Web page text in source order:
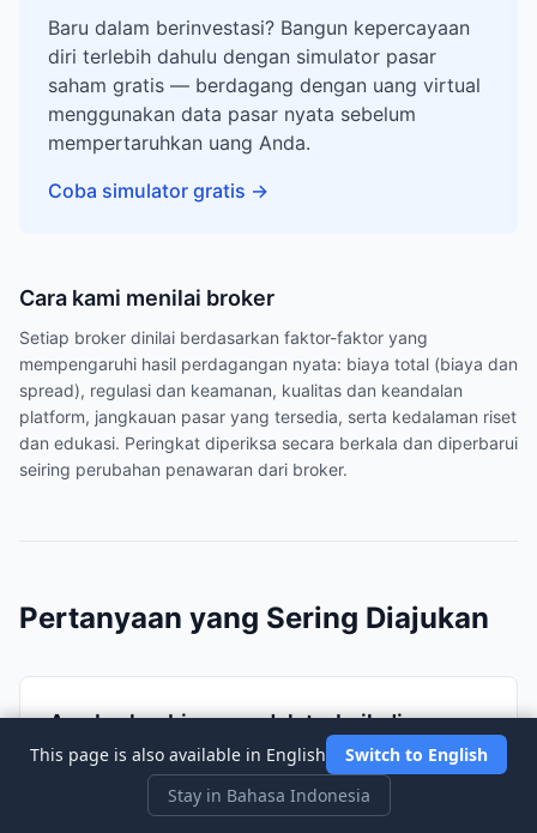
Baru dalam berinvestasi? Bangun kepercayaan
diri terlebih dahulu dengan simulator pasar
saham gratis — berdagang dengan uang virtual
menggunakan data pasar nyata sebelum
mempertaruhkan uang Anda.
Coba simulator gratis →
Cara kami menilai broker
Setiap broker dinilai berdasarkan faktor-faktor yang
mempengaruhi hasil perdagangan nyata: biaya total (biaya dan
spread), regulasi dan keamanan, kualitas dan keandalan
platform, jangkauan pasar yang tersedia, serta kedalaman riset
dan edukasi. Peringkat diperiksa secara berkala dan diperbarui
seiring perubahan penawaran dari broker.
Pertanyaan yang Sering Diajukan
Apa broker biaya rendah terbaik di
Norwegia pada tahun 2026?
Berdasarkan analisis kami, Interactive Brokers
This page is also available in English
Switch to English
Stay in Bahasa Indonesia